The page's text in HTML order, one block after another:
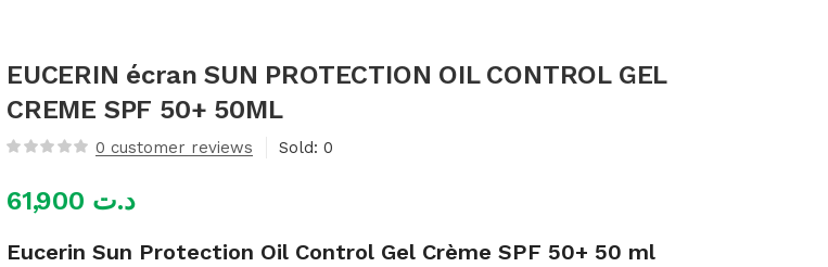
EUCERIN écran SUN PROTECTION OIL CONTROL GEL
CREME SPF 50+ 50ML
0 customer reviews Sold: 0
د.ت
Eucerin Sun Protection Oil Control Gel Crème SPF 50+ 50 ml